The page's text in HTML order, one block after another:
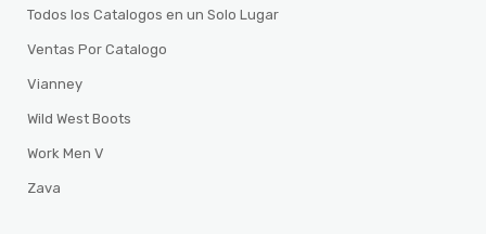
Todos los Catalogos en un Solo Lugar
Ventas Por Catalogo
Vianney
Wild West Boots
Work Men V
Zava